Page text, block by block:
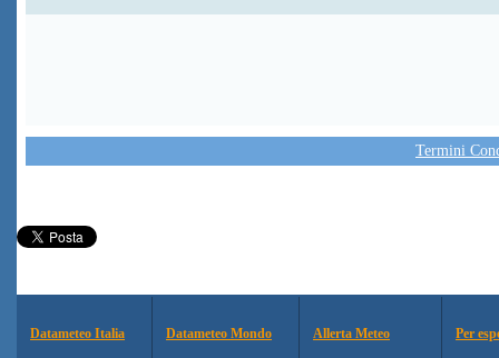
Termini
Datameteo Italia Datameteo Mondo Allerta Meteo Per